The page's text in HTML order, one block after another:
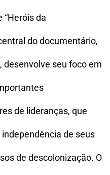
da
do documentário,
desenvolve seu foco em
de lideranças, que
de seus
de descolonização. O